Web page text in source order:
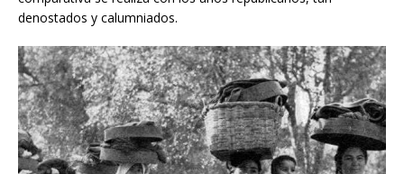
denostados y calumniados.